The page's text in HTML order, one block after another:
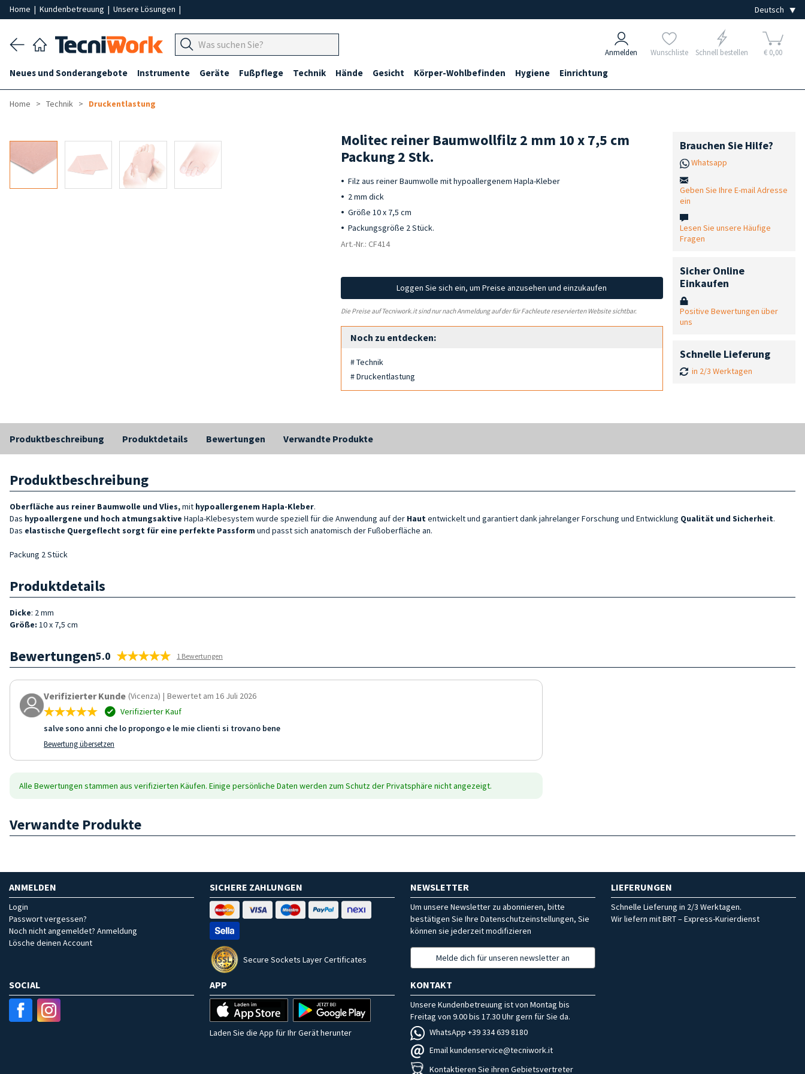
Home | Kundenbetreuung | Unsere Lösungen |
Anmelden Wunschliste Schnell bestellen € 0,00
Neues und Sonderangebote Instrumente Geräte Fußpflege Technik Hände Gesicht Körper-Wohlbefinden Hygiene Einrichtung
Home Technik Druckentlastung
Molitec reiner Baumwollfilz 2 mm 10 x 7,5 cm
Packung 2 Stk.
Filz aus reiner Baumwolle mit hypoallergenem Hapla-Kleber
2 mm dick
Größe 10 x 7,5 cm
Packungsgröße 2 Stück.
Art.-Nr.: CF414
Loggen Sie sich ein, um Preise anzusehen und einzukaufen
Die Preise auf Tecniwork.it sind nur nach Anmeldung auf der für Fachleute reservierten Website sichtbar.
Noch zu entdecken:
# Technik
# Druckentlastung
Brauchen Sie Hilfe?
Whatsapp
Geben Sie Ihre E-mail Adresse
ein
Lesen Sie unsere Häufige
Fragen
Sicher Online
Einkaufen
Positive Bewertungen über
uns
Schnelle Lieferung
in 2/3 Werktagen
Produktbeschreibung Produktdetails Bewertungen Verwandte Produkte
Produktbeschreibung
Oberfläche aus reiner Baumwolle und Vlies,mit hypoallergenem Hapla-Kleber.
Das hypoallergene und hoch atmungsaktive Hapla-Klebesystem wurde speziell für die Anwendung auf der Hautentwickelt und garantiert dank jahrelanger Forschung und Entwicklung Qualität und Sicherheit.
Das elastische Quergeflecht sorgt für eine perfekte Passform und passt sich anatomisch der Fußoberfläche an.
Packung 2 Stück
Produktdetails
Dicke: 2 mm
Größe: 10 x 7,5 cm
Bewertungen5.0 1 Bewertungen
Verifizierter Kunde (Vicenza) | Bewertet am 16 Juli 2026
Verifizierter Kauf
salve sono anni che lo propongo e le mie clienti si trovano bene
Bewertung übersetzen
Alle Bewertungen stammen aus verifizierten Käufen. Einige persönliche Daten werden zum Schutz der Privatsphäre nicht angezeigt.
Verwandte Produkte
ANMELDEN
Login
Passwort vergessen?
Noch nicht angemeldet? Anmeldung
Lösche deinen Account
SICHERE ZAHLUNGEN
Secure Sockets Layer Certificates
NEWSLETTER
Um unsere Newsletter zu abonnieren, bitte
bestätigen Sie Ihre Datenschutzeinstellungen, Sie
können sie jederzeit modifizieren
Melde dich für unseren newsletter an
LIEFERUNGEN
Schnelle Lieferung in 2/3 Werktagen.
Wir liefern mit BRT – Express-Kurierdienst
SOCIAL APP
Laden Sie die App für Ihr Gerät herunter
KONTAKT
Unsere Kundenbetreuung ist von Montag bis
Freitag von 9.00 bis 17.30 Uhr gern für Sie da.
WhatsApp +39 334 639 8180
Email kundenservice@tecniwork.it
Kontaktieren Sie ihren Gebietsvertreter